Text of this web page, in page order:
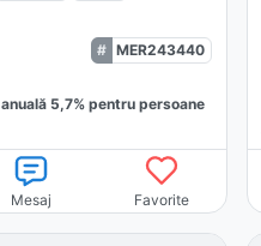
MER243440
anuală 5,7% pentru persoane
Mesaj Favorite